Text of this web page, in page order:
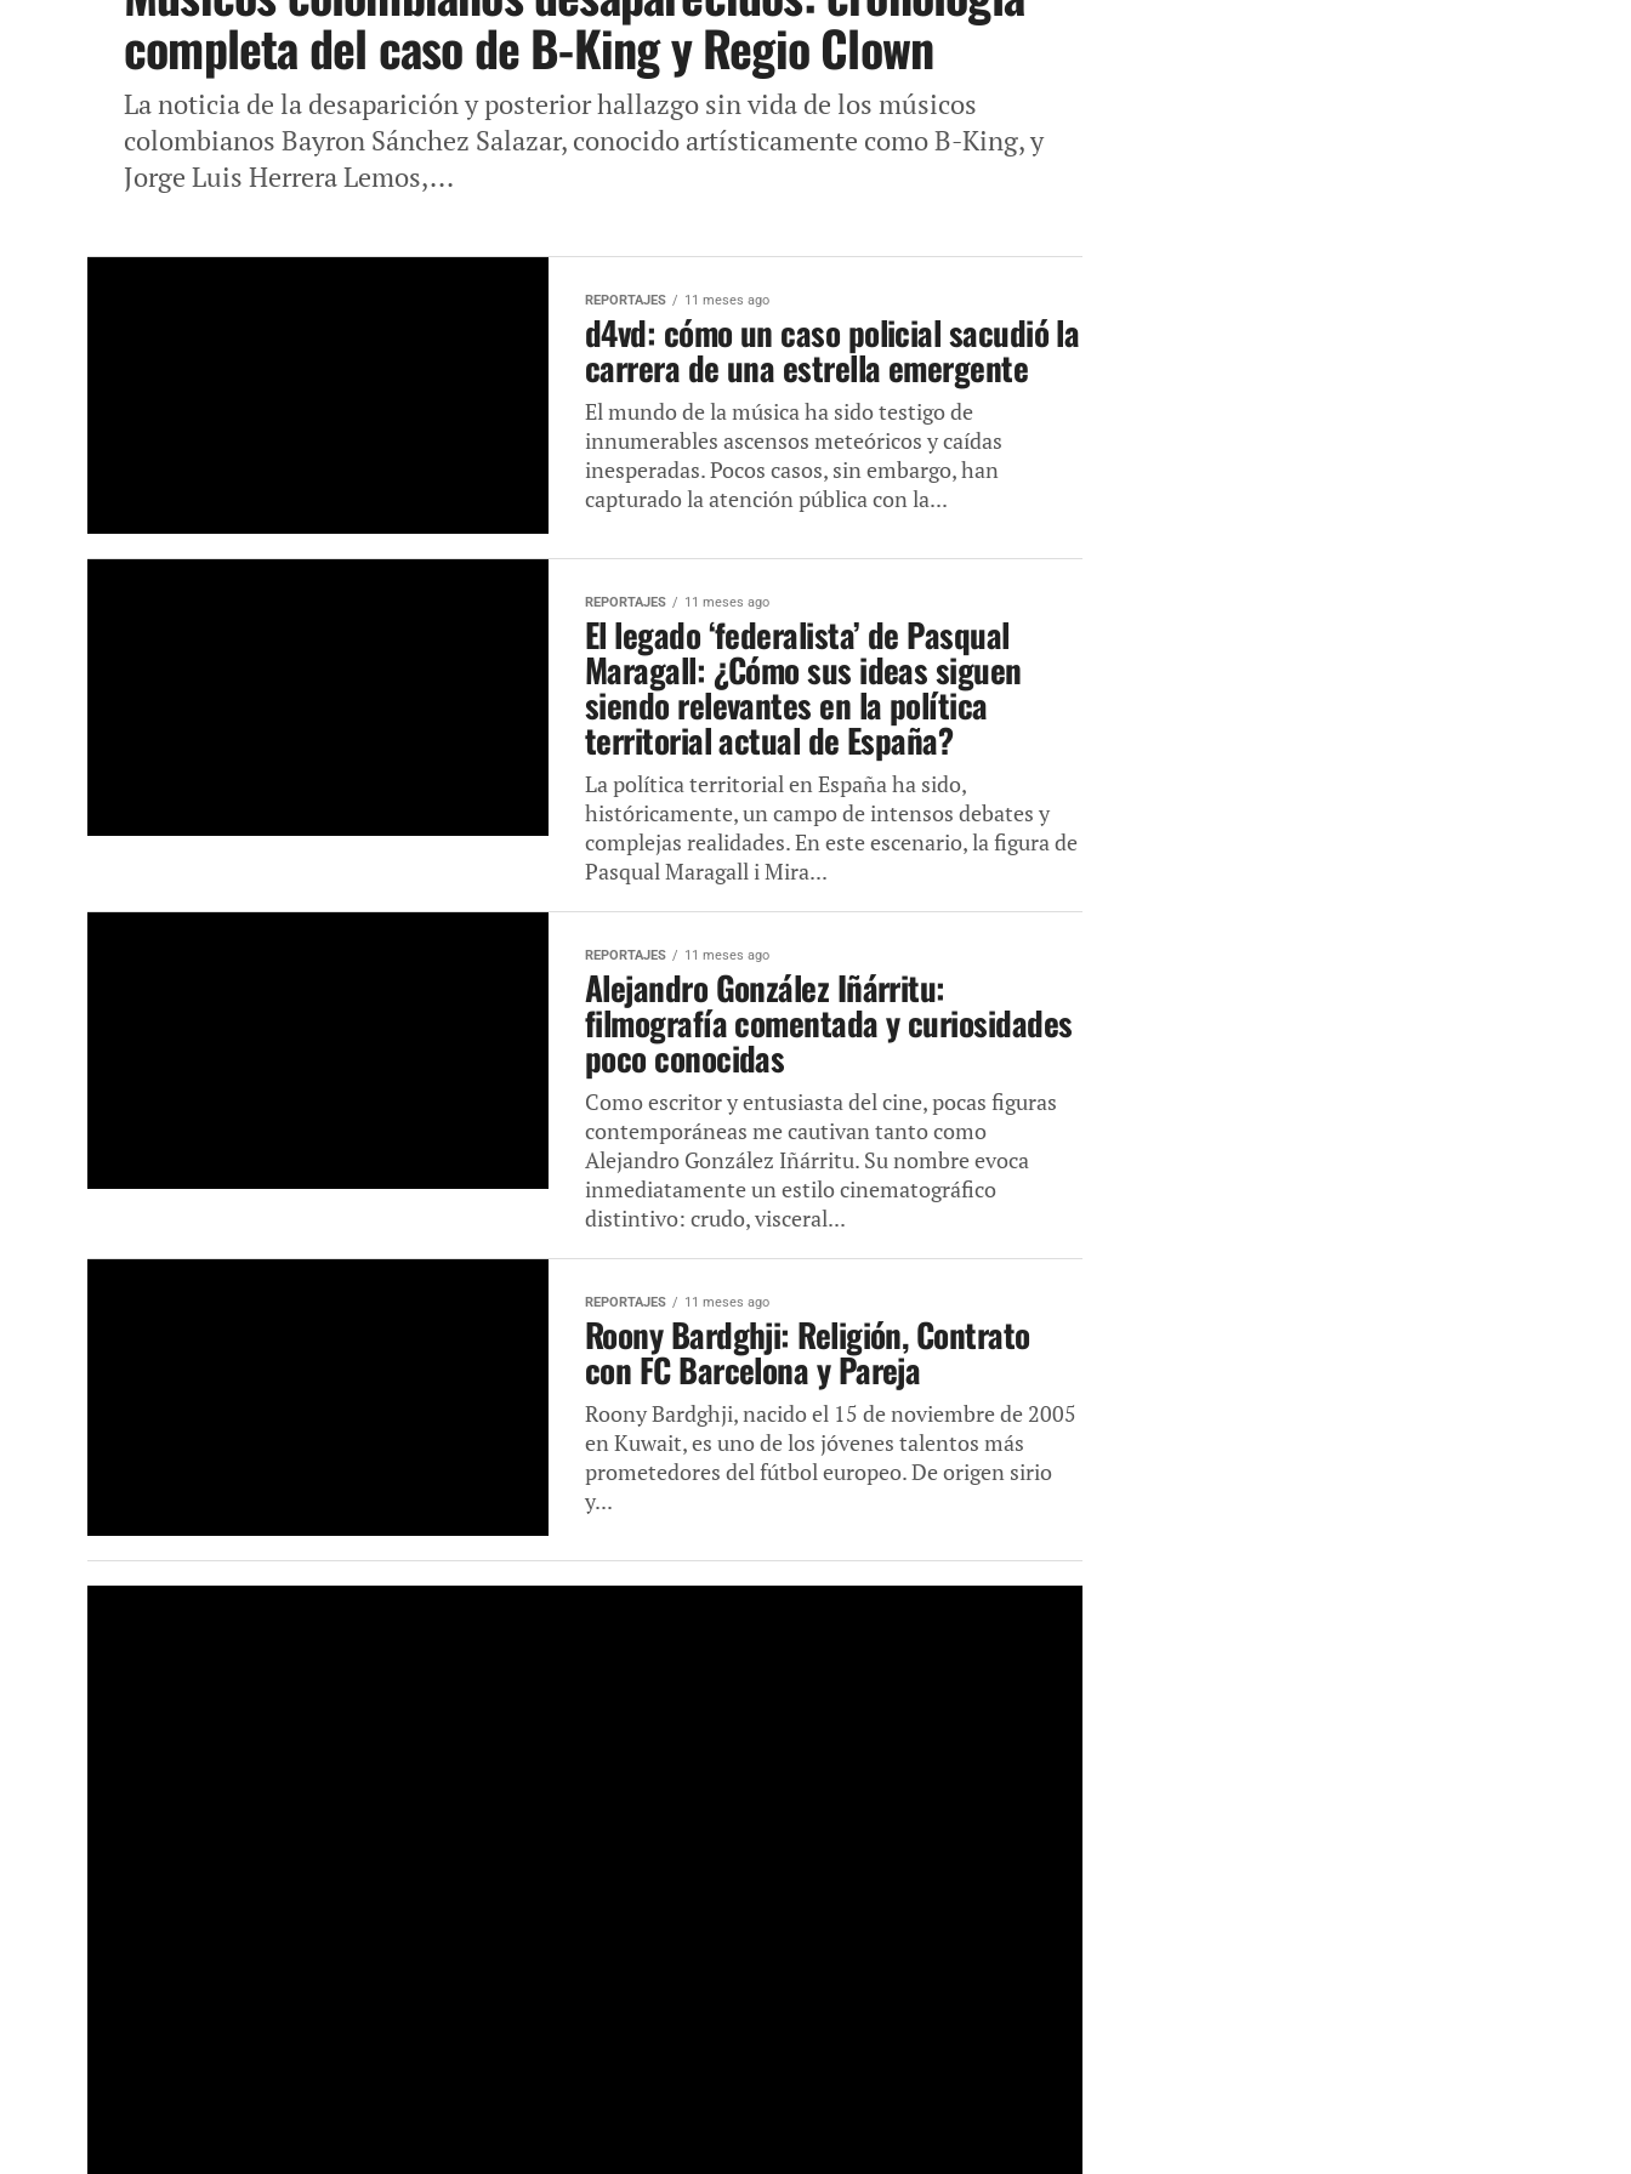
completa del caso de B-King y Regio Clown
La noticia de la desaparición y posterior hallazgo sin vida de los músicos
colombianos Bayron Sánchez Salazar, conocido artísticamente como B-King, y
Jorge Luis Herrera Lemos,...
REPORTAJES 11 meses ago
d4vd: cómo un caso policial sacudió la
carrera de una estrella emergente
El mundo de la música ha sido testigo de
innumerables ascensos meteóricos y caídas
inesperadas. Pocos casos, sin embargo, han
capturado la atención pública con la...
REPORTAJES 11 meses ago
El legado ‘federalista’ de Pasqual
Maragall: ¿Cómo sus ideas siguen
siendo relevantes en la política
territorial actual de España?
La política territorial en España ha sido,
históricamente, un campo de intensos debates y
complejas realidades. En este escenario, la figura de
Pasqual Maragall i Mira...
REPORTAJES 11 meses ago
Alejandro González Iñárritu:
filmografía comentada y curiosidades
poco conocidas
Como escritor y entusiasta del cine, pocas figuras
contemporáneas me cautivan tanto como
Alejandro González Iñárritu. Su nombre evoca
inmediatamente un estilo cinematográfico
distintivo: crudo, visceral...
REPORTAJES 11 meses ago
Roony Bardghji: Religión, Contrato
con FC Barcelona y Pareja
Roony Bardghji, nacido el 15 de noviembre de 2005
en Kuwait, es uno de los jóvenes talentos más
prometedores del fútbol europeo. De origen sirio
y...